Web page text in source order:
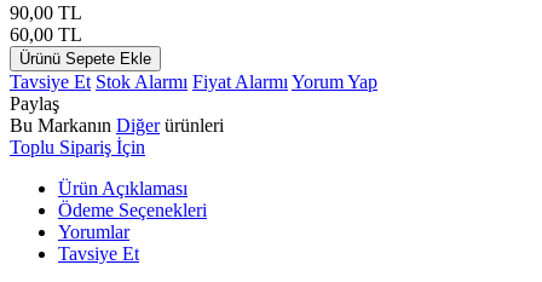
90,00 TL
60,00 TL
Ürünü Sepete Ekle
Tavsiye Et Stok Alarmı Fiyat Alarmı Yorum Yap
Paylaş
Bu Markanın Diğerürünleri
Toplu Sipariş İçin
Ürün Açıklaması
Ödeme Seçenekleri
Yorumlar
Tavsiye Et